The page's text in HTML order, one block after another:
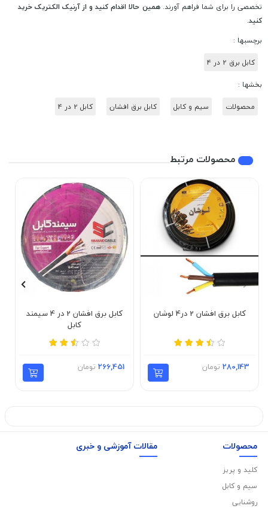
تخصصی را برای شما فراهم آورند. همین حالا اقدام کنید و از آرنیک الکتریک خرید
کنید.
برچسبها :
کابل برق 2 در 4
بخشها :
محصولات
سیم و کابل کابل برق افشان کابل 2 در 4
محصولات مرتبط
کابل برق افشان 2 در4 لوشان
280,143 تومان
کابل برق افشان 2 در 4 سیمند
کابل
266,451 تومان
محصولات
کلید و پریز
سیم و کابل
روشنایی
مقالات آموزشی و خبری